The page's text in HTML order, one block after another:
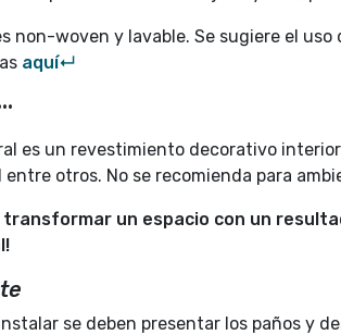
non-woven y lavable. Se sugiere el
aquí↵
es un revestimiento decorativo
entre otros. No se recomienda para
un espacio con un
se deben presentar los paños y